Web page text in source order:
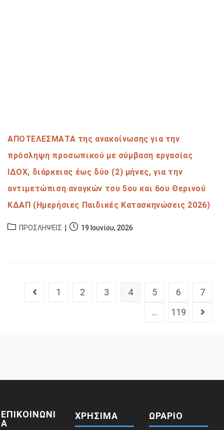
ΑΠΟΤΕΛΕΣΜΑΤΑ της ανακοίνωσης για την
πρόσληψη προσωπικού με σύμβαση εργασίας
ΙΔΟΧ, διάρκειας έως δύο (2) μήνες, για την
αντιμετώπιση αναγκών του 5ου και 6ου Θερινού
ΚΔΑΠ (Ημερήσιες Παιδικές Κατασκηνώσεις 2026)
ΠΡΟΣΛΗΨΕΙΣ 19 Ιουνίου, 2026
1 2 3 4 5 6
7
…
119
ΕΠΙΚΟΙΝΩΝΙ
Α
ΧΡΗΣΙΜΑ ΩΡΑΡΙΟ